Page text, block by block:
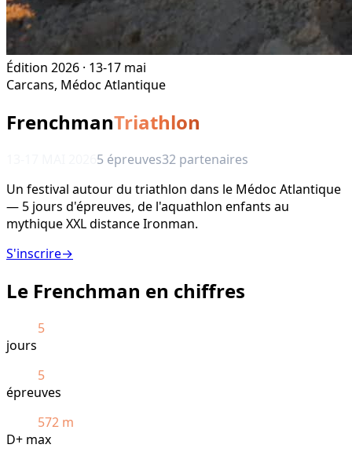
Édition 2026 · 13-17 mai
Carcans, Médoc Atlantique
FrenchmanTriathlon
5 épreuves32 partenaires
Un festival autour du triathlon dans le Médoc Atlantique
— 5 jours d'épreuves, de l'aquathlon enfants au
mythique XXL distance Ironman.
S'inscrire→
Le Frenchman en chiffres
5
jours
5
épreuves
572 m
D+ max